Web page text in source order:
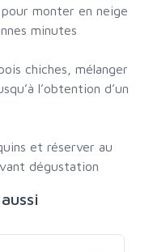
monter en neige
minutes
chiches, mélanger
l’obtention d’un
et réserver au
dégustation